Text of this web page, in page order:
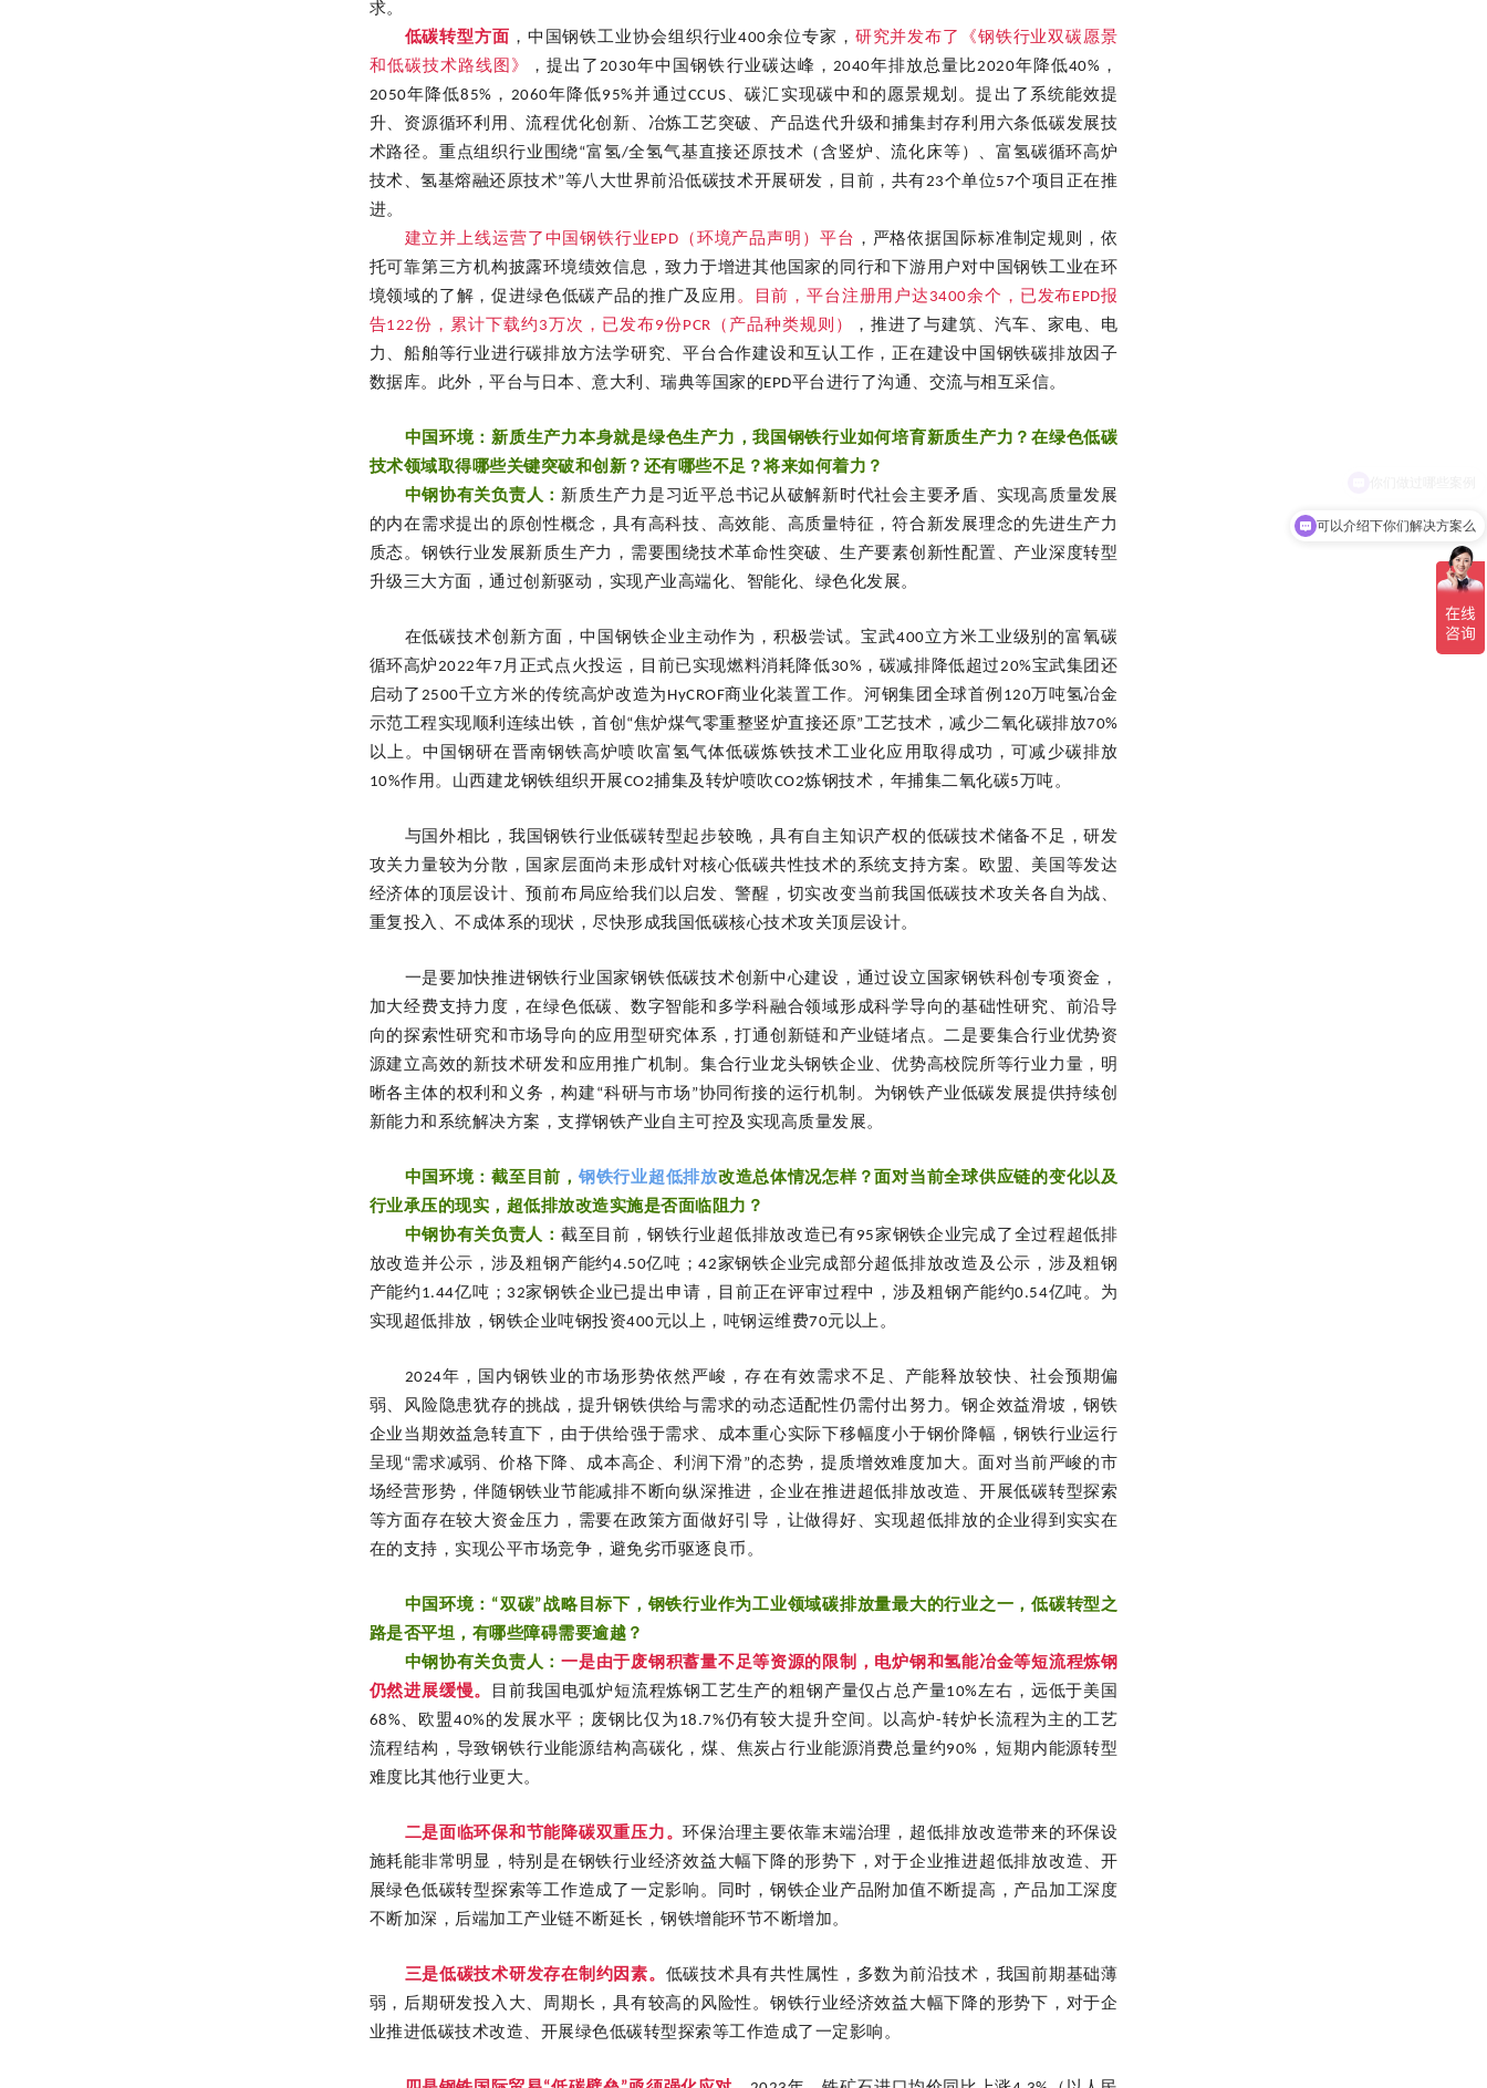
求。
低碳转型方面 ，中国钢铁工业协会组织行业400余位专家， 研究并发布了《钢铁行业双碳愿景
和低碳技术路线图》
，提出了2030年中国钢铁行业碳达峰，2040年排放总量比2020年降低40%，
2050年降低85%，2060年降低95%并通过CCUS、碳汇实现碳中和的愿景规划。提出了系统能效提
升、资源循环利用、流程优化创新、冶炼工艺突破、产品迭代升级和捕集封存利用六条低碳发展技
术路径。重点组织行业围绕“富氢/全氢气基直接还原技术（含竖炉、流化床等）、富氢碳循环高炉
技术、氢基熔融还原技术”等八大世界前沿低碳技术开展研发，目前，共有23个单位57个项目正在推
进。
建立并上线运营了中国钢铁行业EPD（环境产品声明）平台 ，严格依据国际标准制定规则，依
托可靠第三方机构披露环境绩效信息，致力于增进其他国家的同行和下游用户对中国钢铁工业在环
境领域的了解，促进绿色低碳产品的推广及应用 。目前，平台注册用户达3400余个，已发布EPD报
告122份，累计下载约3万次，已发布9份PCR（产品种类规则）
，推进了与建筑、汽车、家电、电
力、船舶等行业进行碳排放方法学研究、平台合作建设和互认工作，正在建设中国钢铁碳排放因子
数据库。此外，平台与日本、意大利、瑞典等国家的EPD平台进行了沟通、交流与相互采信。
中国环境：新质生产力本身就是绿色生产力，我国钢铁行业如何培育新质生产力？在绿色低碳
技术领域取得哪些关键突破和创新？还有哪些不足？将来如何着力？
中钢协有关负责人： 新质生产力是习近平总书记从破解新时代社会主要矛盾、实现高质量发展
的内在需求提出的原创性概念，具有高科技、高效能、高质量特征，符合新发展理念的先进生产力
质态。钢铁行业发展新质生产力，需要围绕技术革命性突破、生产要素创新性配置、产业深度转型
升级三大方面，通过创新驱动，实现产业高端化、智能化、绿色化发展。
在低碳技术创新方面，中国钢铁企业主动作为，积极尝试。宝武400立方米工业级别的富氧碳
循环高炉2022年7月正式点火投运，目前已实现燃料消耗降低30%，碳减排降低超过20%宝武集团还
启动了2500千立方米的传统高炉改造为HyCROF商业化装置工作。河钢集团全球首例120万吨氢冶金
示范工程实现顺利连续出铁，首创“焦炉煤气零重整竖炉直接还原”工艺技术，减少二氧化碳排放70%
以上。中国钢研在晋南钢铁高炉喷吹富氢气体低碳炼铁技术工业化应用取得成功，可减少碳排放
10%作用。山西建龙钢铁组织开展CO2捕集及转炉喷吹CO2炼钢技术，年捕集二氧化碳5万吨。
与国外相比，我国钢铁行业低碳转型起步较晚，具有自主知识产权的低碳技术储备不足，研发
攻关力量较为分散，国家层面尚未形成针对核心低碳共性技术的系统支持方案。欧盟、美国等发达
经济体的顶层设计、预前布局应给我们以启发、警醒，切实改变当前我国低碳技术攻关各自为战、
重复投入、不成体系的现状，尽快形成我国低碳核心技术攻关顶层设计。
一是要加快推进钢铁行业国家钢铁低碳技术创新中心建设，通过设立国家钢铁科创专项资金，
加大经费支持力度，在绿色低碳、数字智能和多学科融合领域形成科学导向的基础性研究、前沿导
向的探索性研究和市场导向的应用型研究体系，打通创新链和产业链堵点。二是要集合行业优势资
源建立高效的新技术研发和应用推广机制。 集合行业龙头钢铁企业、优势高校院所等行业力量，明
晰各主体的权利和义务，构建“科研与市场”协同衔接的运行机制。 为钢铁产业低碳发展提供持续创
新能力和系统解决方案，支撑钢铁产业自主可控及实现高质量发展。
中国环境：截至目前， 钢铁行业超低排放改造总体情况怎样？面对当前全球供应链的变化以及
行业承压的现实，超低排放改造实施是否面临阻力？
中钢协有关负责人： 截至目前，钢铁行业超低排放改造已有95家钢铁企业完成了全过程超低排
放改造并公示，涉及粗钢产能约4.50亿吨；42家钢铁企业完成部分超低排放改造及公示，涉及粗钢
产能约1.44亿吨；32家钢铁企业已提出申请，目前正在评审过程中，涉及粗钢产能约0.54亿吨。为
实现超低排放，钢铁企业吨钢投资400元以上，吨钢运维费70元以上。
2024年，国内钢铁业的市场形势依然严峻，存在有效需求不足、产能释放较快、社会预期偏
弱、风险隐患犹存的挑战，提升钢铁供给与需求的动态适配性仍需付出努力。钢企效益滑坡，钢铁
企业当期效益急转直下，由于供给强于需求、成本重心实际下移幅度小于钢价降幅，钢铁行业运行
呈现“需求减弱、价格下降、成本高企、利润下滑”的态势，提质增效难度加大。面对当前严峻的市
场经营形势，伴随钢铁业节能减排不断向纵深推进，企业在推进超低排放改造、开展低碳转型探索
等方面存在较大资金压力，需要在政策方面做好引导，让做得好、实现超低排放的企业得到实实在
在的支持，实现公平市场竞争，避免劣币驱逐良币。
中国环境：“双碳”战略目标下，钢铁行业作为工业领域碳排放量最大的行业之一，低碳转型之
路是否平坦，有哪些障碍需要逾越？
中钢协有关负责人：一是由于废钢积蓄量不足等资源的限制，电炉钢和氢能冶金等短流程炼钢
仍然进展缓慢。
目前我国电弧炉短流程炼钢工艺生产的粗钢产量仅占总产量10%左右，远低于美国
68%、欧盟40%的发展水平；废钢比仅为18.7%仍有较大提升空间。以高炉-转炉长流程为主的工艺
流程结构，导致钢铁行业能源结构高碳化，煤、焦炭占行业能源消费总量约90%，短期内能源转型
难度比其他行业更大。
二是面临环保和节能降碳双重压力。环保治理主要依靠末端治理，超低排放改造带来的环保设
施耗能非常明显，特别是在钢铁行业经济效益大幅下降的形势下，对于企业推进超低排放改造、开
展绿色低碳转型探索等工作造成了一定影响。同时，钢铁企业产品附加值不断提高，产品加工深度
不断加深，后端加工产业链不断延长，钢铁增能环节不断增加。
三是低碳技术研发存在制约因素。 低碳技术具有共性属性，多数为前沿技术，我国前期基础薄
弱，后期研发投入大、周期长，具有较高的风险性。钢铁行业经济效益大幅下降的形势下，对于企
业推进低碳技术改造、开展绿色低碳转型探索等工作造成了一定影响。
可以介绍下你们解决方案么